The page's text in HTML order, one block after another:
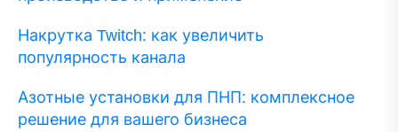
Накрутка Twitch: как увеличить
популярность канала
Азотные установки для ПНП: комплексное
решение для вашего бизнеса